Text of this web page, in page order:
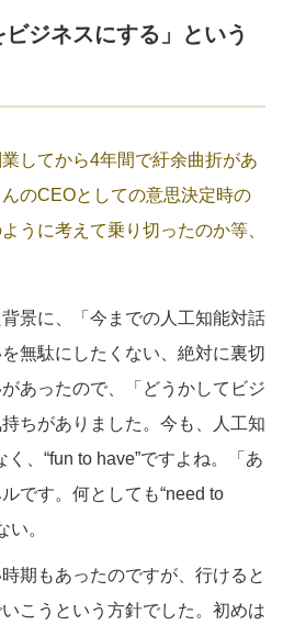
ビジネスにする」という
してから4年間で紆余曲折があ
のCEOとしての意思決定時の
うに考えて乗り切ったのか等、
景に、「今までの人工知能対話
無駄にしたくない、絶対に裏切
あったので、「どうかしてビジ
ちがありました。今も、人工知
く、“fun to have”ですよね。「あ
です。何としても“need to
い。
期もあったのですが、行けると
こうという方針でした。初めは